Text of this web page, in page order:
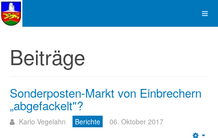
Beiträge
Sonderposten-Markt von Einbrechern
„abgefackelt"?
Karlo Vegelahn Berichte 06. Oktober 2017